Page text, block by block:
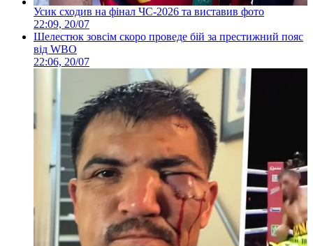
Усик сходив на фінал ЧС-2026 та виставив фото
22:09, 20/07
Шелестюк зовсім скоро проведе бій за престижний пояс
від WBO
22:06, 20/07